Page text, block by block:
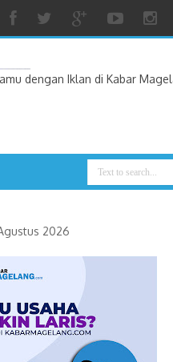
dengan Iklan di Kabar
2026